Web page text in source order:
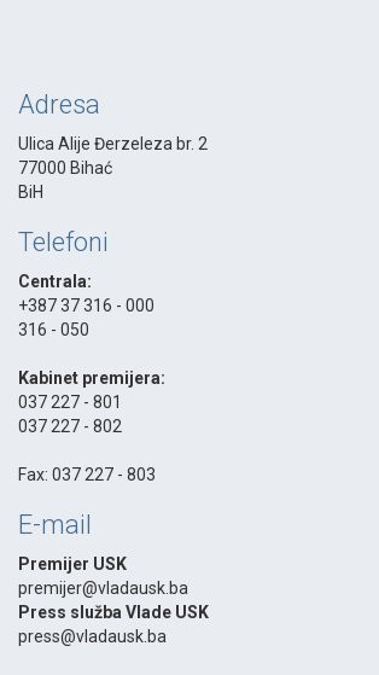
Adresa
Ulica Alije Đerzeleza br. 2
77000 Bihać
BiH
Telefoni
Centrala:
+387 37 316 - 000
316 - 050
Kabinet premijera:
037 227 - 801
037 227 - 802
Fax: 037 227 - 803
E-mail
Premijer USK
premijer@vladausk.ba
Press služba Vlade USK
press@vladausk.ba